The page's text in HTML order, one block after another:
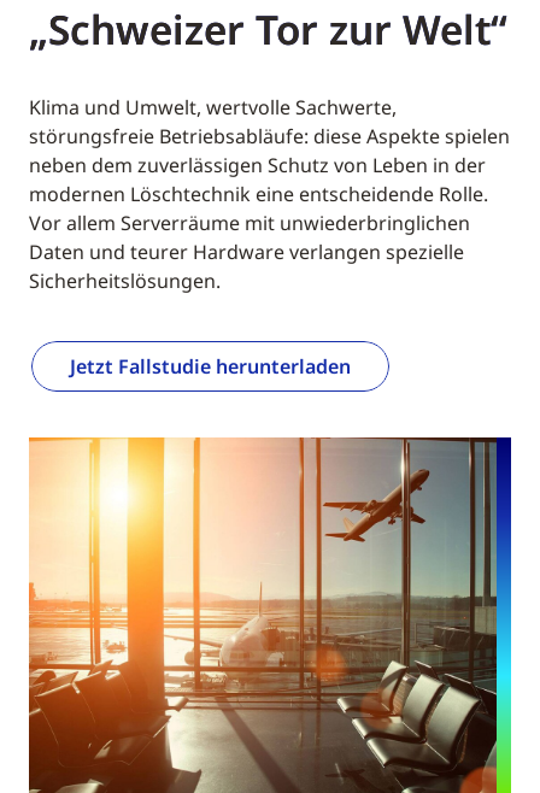
„Schweizer Tor zur Welt“
Klima und Umwelt, wertvolle Sachwerte,
störungsfreie Betriebsabläufe: diese Aspekte spielen
neben dem zuverlässigen Schutz von Leben in der
modernen Löschtechnik eine entscheidende Rolle.
Vor allem Serverräume mit unwiederbringlichen
Daten und teurer Hardware verlangen spezielle
Sicherheitslösungen.
Jetzt Fallstudie herunterladen